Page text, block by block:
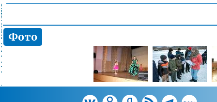
Фото